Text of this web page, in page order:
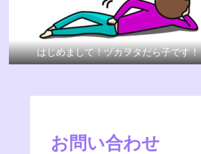
はじめまして！ヅカヲタだら子です！
お問い合わせ